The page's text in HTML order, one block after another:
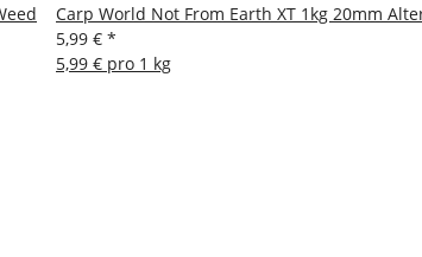
Carp World Not From Earth XT 1kg 20mm
5,99 € *
5,99 € pro 1 kg